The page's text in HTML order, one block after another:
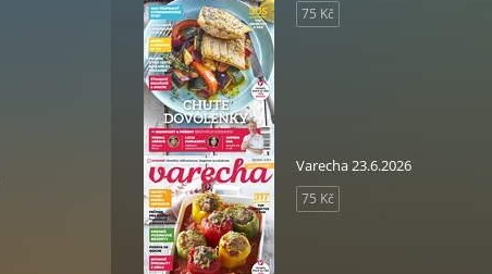
75 Kč
Varecha 23.6.2026
75 Kč